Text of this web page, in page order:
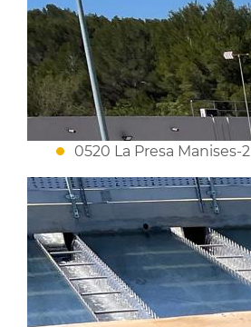
0520 La Presa Manises-2